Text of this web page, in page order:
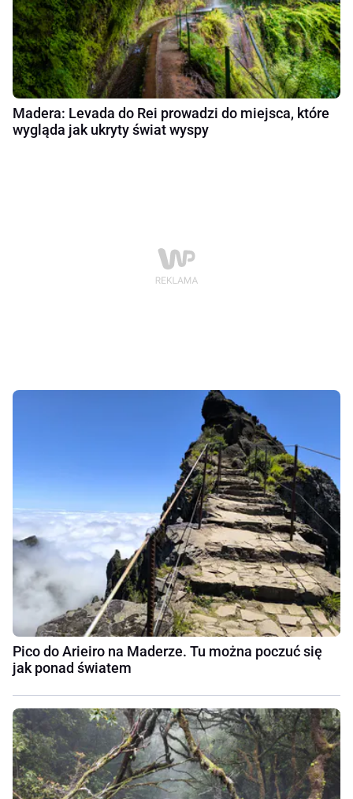
Madera: Levada do Rei prowadzi do miejsca, które
wygląda jak ukryty świat wyspy
Pico do Arieiro na Maderze. Tu można poczuć się
jak ponad światem